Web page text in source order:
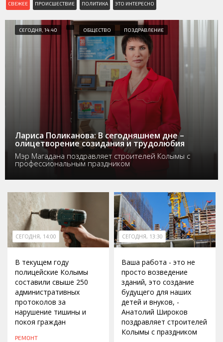
СВЕЖЕЕ ПРОИСШЕСТВИЕ ПОЛИТИКА ЭТО ИНТЕРЕСНО
СЕГОДНЯ, 14:40 ОБЩЕСТВО ПОЗДРАВЛЕНИЕ
Лариса Поликанова: В сегодняшнем дне –
олицетворение созидания и трудолюбия
Мэр Магадана поздравляет строителей Колымы с
профессиональным праздником
СЕГОДНЯ, 14:00
В текущем году
полицейские Колымы
составили свыше 250
административных
протоколов за
нарушение тишины и
покоя граждан
РЕМОНТ
СЕГОДНЯ, 13:30
Ваша работа - это не
просто возведение
зданий, это создание
будущего для наших
детей и внуков, -
Анатолий Широков
поздравляет строителей
Колымы с праздником